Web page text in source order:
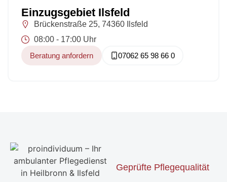
Einzugsgebiet Ilsfeld
Brückenstraße 25, 74360 Ilsfeld
08:00 - 17:00 Uhr
Beratung anfordern
07062 65 98 66 0
Geprüfte Pflegequalität